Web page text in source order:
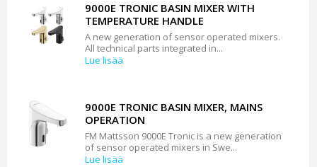
9000E TRONIC BASIN MIXER WITH
TEMPERATURE HANDLE
A new generation of sensor operated mixers.
All technical parts integrated in...
Lue lisää
9000E TRONIC BASIN MIXER, MAINS
OPERATION
FM Mattsson 9000E Tronic is a new generation
of sensor operated mixers in Swe...
Lue lisää